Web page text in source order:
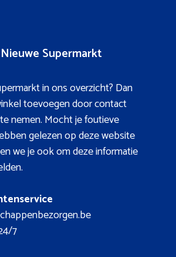
Supermarkt
in ons overzicht? Dan
toevoegen door contact
nemen. Mocht je foutieve
gelezen op deze website
we je ook om deze informatie
7